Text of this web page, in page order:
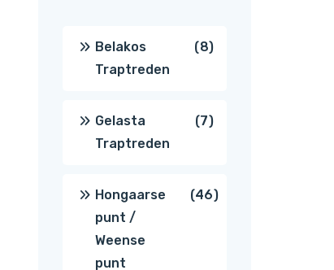
Belakos
Traptreden
88
Gelasta
Traptreden
77
Hongaarse
punt /
Weense
punt
4646